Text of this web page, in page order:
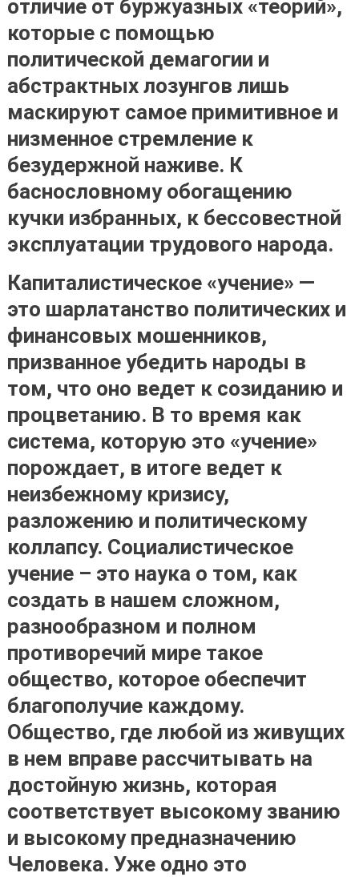
отличие от буржуазных «теорий»,
которые с помощью
политической демагогии и
абстрактных лозунгов лишь
маскируют самое примитивное и
низменное стремление к
безудержной наживе. К
баснословному обогащению
кучки избранных, к бессовестной
эксплуатации трудового народа.
Капиталистическое «учение» —
это шарлатанство политических и
финансовых мошенников,
призванное убедить народы в
том, что оно ведет к созиданию и
процветанию. В то время как
система, которую это «учение»
порождает, в итоге ведет к
неизбежному кризису,
разложению и политическому
коллапсу. Социалистическое
учение – это наука о том, как
создать в нашем сложном,
разнообразном и полном
противоречий мире такое
общество, которое обеспечит
благополучие каждому.
Общество, где любой из живущих
в нем вправе рассчитывать на
достойную жизнь, которая
соответствует высокому званию
и высокому предназначению
Человека. Уже одно это